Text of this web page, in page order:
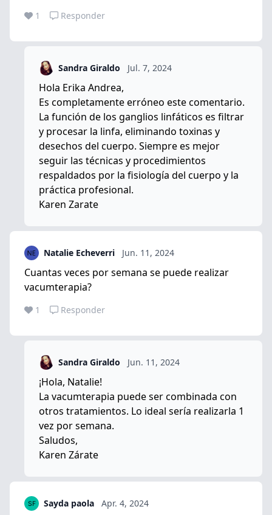
1 Responder
Sandra Giraldo Jul. 7, 2024
Hola Erika Andrea,
Es completamente erróneo este comentario.
La función de los ganglios linfáticos es filtrar
y procesar la linfa, eliminando toxinas y
desechos del cuerpo. Siempre es mejor
seguir las técnicas y procedimientos
respaldados por la fisiología del cuerpo y la
práctica profesional.
Karen Zarate
Natalie Echeverri Jun. 11, 2024
Cuantas veces por semana se puede realizar
vacumterapia?
1 Responder
Sandra Giraldo Jun. 11, 2024
¡Hola, Natalie!
La vacumterapia puede ser combinada con
otros tratamientos. Lo ideal sería realizarla 1
vez por semana.
Saludos,
Karen Zárate
Sayda paola Apr. 4, 2024